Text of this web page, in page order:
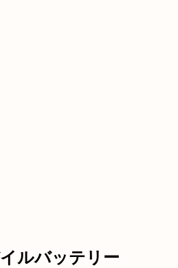
ルバッテリー